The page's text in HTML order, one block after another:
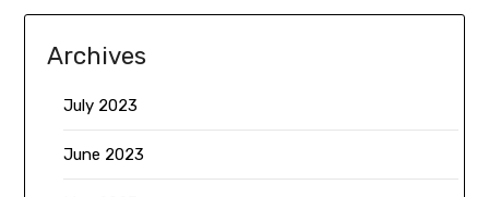
Archives
July 2023
June 2023